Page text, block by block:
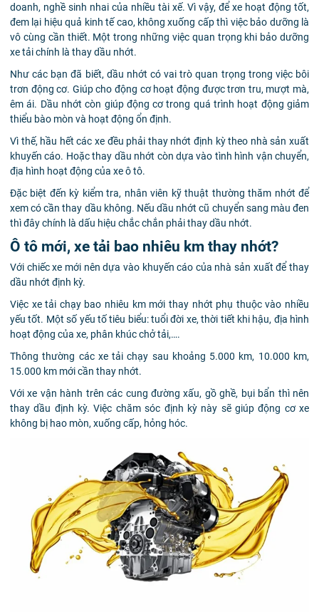
doanh, nghề sinh nhai của nhiều tài xế. Vì vậy, để xe hoạt động tốt,
đem lại hiệu quả kinh tế cao, không xuống cấp thì việc bảo dưỡng là
vô cùng cần thiết. Một trong những việc quan trọng khi bảo dưỡng
xe tải chính là thay dầu nhớt.
Như các bạn đã biết, dầu nhớt có vai trò quan trọng trong việc bôi
trơn động cơ. Giúp cho động cơ hoạt động được trơn tru, mượt mà,
êm ái. Dầu nhớt còn giúp động cơ trong quá trình hoạt động giảm
thiểu bào mòn và hoạt động ổn định.
Vì thế, hầu hết các xe đều phải thay nhớt định kỳ theo nhà sản xuất
khuyến cáo. Hoặc thay dầu nhớt còn dựa vào tình hình vận chuyển,
địa hình hoạt động của xe ô tô.
Đặc biệt đến kỳ kiểm tra, nhân viên kỹ thuật thường thăm nhớt để
xem có cần thay dầu không. Nếu dầu nhớt cũ chuyển sang màu đen
thì đây chính là dấu hiệu chắc chắn phải thay dầu nhớt.
Ô tô mới, xe tải bao nhiêu km thay nhớt?
Với chiếc xe mới nên dựa vào khuyến cáo của nhà sản xuất để thay
dầu nhớt định kỳ.
Việc xe tải chạy bao nhiêu km mới thay nhớt phụ thuộc vào nhiều
yếu tốt. Một số yếu tố tiêu biểu: tuổi đời xe, thời tiết khi hậu, địa hình
hoạt động của xe, phân khúc chở tải,….
Thông thường các xe tải chạy sau khoảng 5.000 km, 10.000 km,
15.000 km mới cần thay nhớt.
Với xe vận hành trên các cung đường xấu, gồ ghề, bụi bẩn thì nên
thay dầu định kỳ. Việc chăm sóc định kỳ này sẽ giúp động cơ xe
không bị hao mòn, xuống cấp, hỏng hóc.